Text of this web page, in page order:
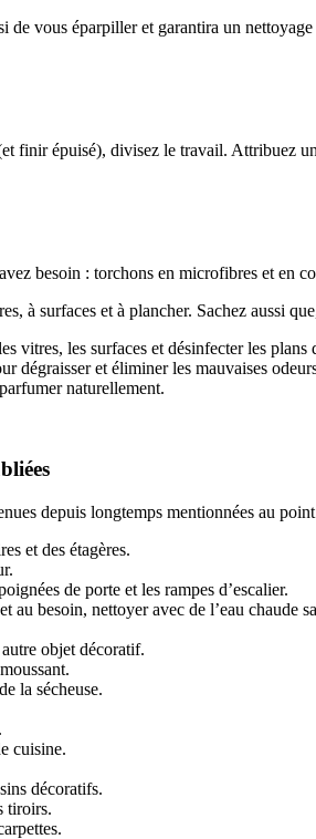
de vous éparpiller et garantira un
finir épuisé), divisez le travail. Attribuez
besoin : torchons en microfibres et en
à surfaces et à plancher. Sachez aussi
vitres, les surfaces et désinfecter les plans
dégraisser et éliminer les mauvaises
naturellement.
depuis longtemps mentionnées au
et des étagères.
de porte et les rampes d’escalier.
au besoin, nettoyer avec de l’eau chaude
objet décoratif.
la sécheuse.
cuisine.
décoratifs.
tiroirs.